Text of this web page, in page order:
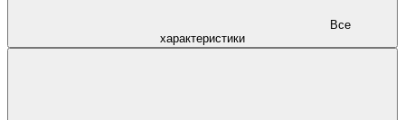
характеристики